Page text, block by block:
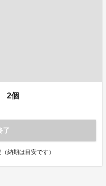
2個
了
納期は目安です）